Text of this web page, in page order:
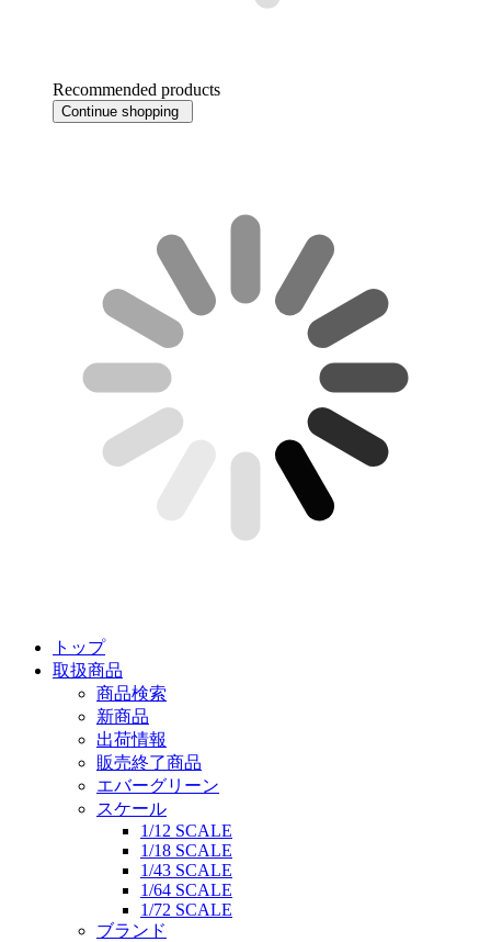
Recommended products
Continue shopping
トップ
取扱商品
商品検索
新商品
出荷情報
販売終了商品
エバーグリーン
スケール
1/12 SCALE
1/18 SCALE
1/43 SCALE
1/64 SCALE
1/72 SCALE
ブランド